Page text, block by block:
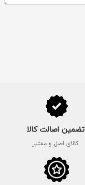
تضمین اصالت کالا
کالای اصل و معتبر